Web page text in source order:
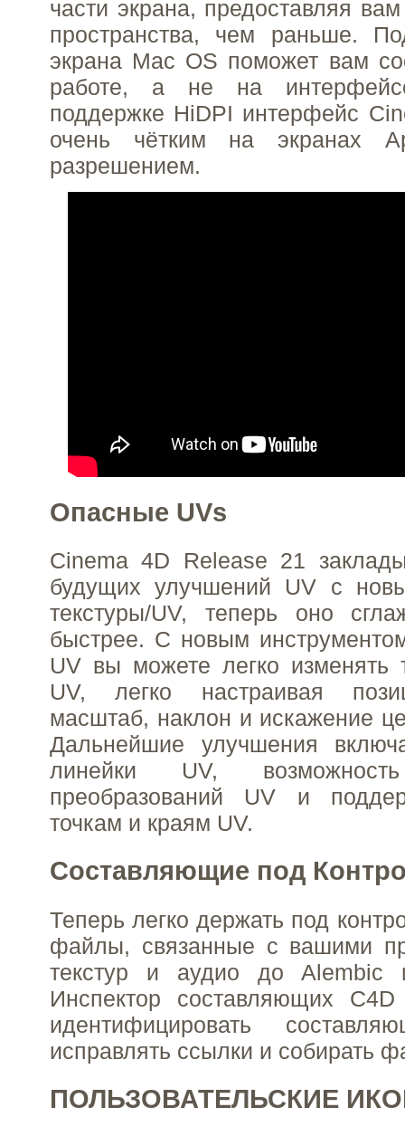
части экрана, предоставляя
пространства, чем раньше.
экрана Mac OS поможет вам
работе, а не на
поддержке HiDPI интерфейс
очень чётким на экранах
разрешением.
Опасные UVs
Cinema 4D Release 21
будущих улучшений UV с
текстуры/UV, теперь оно
быстрее. С новым
UV вы можете легко изменять
UV, легко настраивая
масштаб, наклон и искажение
Дальнейшие улучшения
линейки UV, возможность
преобразований UV и
точкам и краям UV.
Составляющие под
Теперь легко держать под
файлы, связанные с вашими
текстур и аудио до Alembic
Инспектор составляющих C4D
идентифицировать
исправлять ссылки и собирать
ПОЛЬЗОВАТЕЛЬСКИЕ